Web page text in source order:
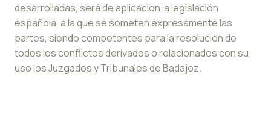
desarrolladas, será de aplicación la legislación
española, a la que se someten expresamente las
partes, siendo competentes para la resolución de
todos los conflictos derivados o relacionados con su
uso los Juzgados y Tribunales de Badajoz.